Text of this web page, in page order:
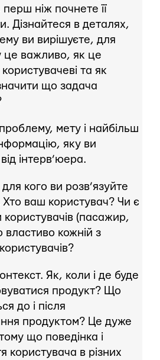
ніж почнете її
Дізнайтеся в деталях,
ви вирішуєте, для
це важливо, як це
та як
що задача
мету і найбільш
яку ви
інтерв’юера.
кого ви розв’язуйте
ваш користувач? Чи є
користувачів (пасажир,
властиво кожній з
Як, коли і де буде
продукт? Що
до і після
продуктом? Це дуже
що поведінка і
користувача в різних